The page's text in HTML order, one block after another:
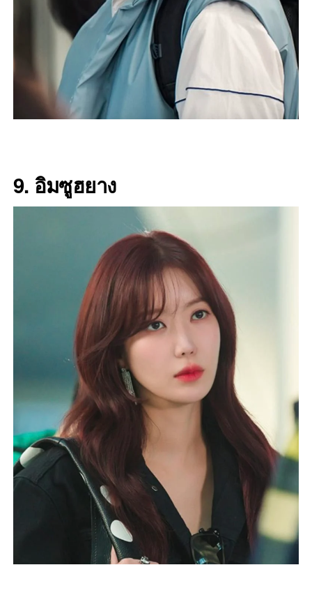
9. อิมซูฮยาง